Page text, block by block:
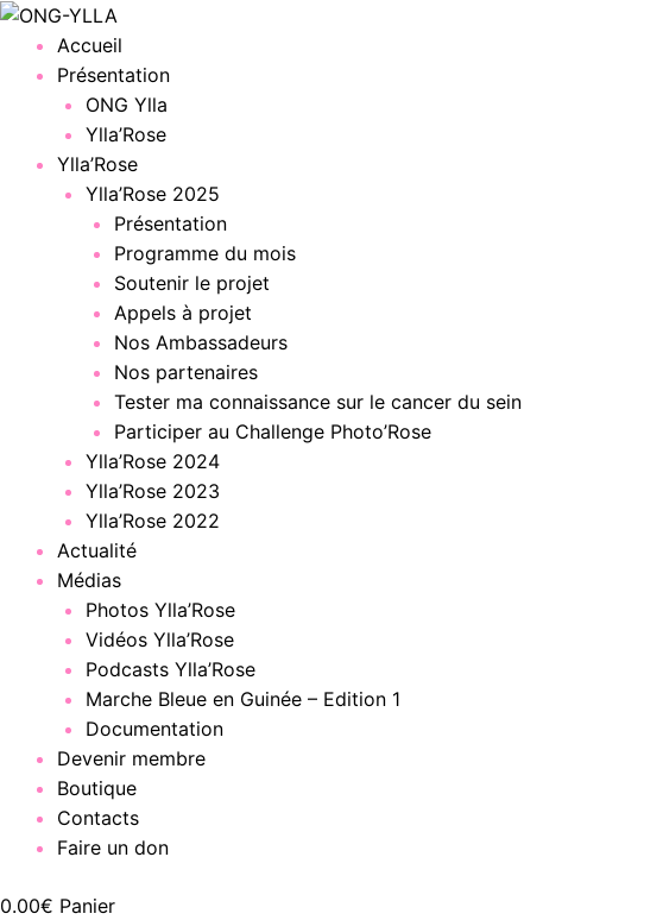
Menu Accueil
Présentation
ONG Ylla
Ylla’Rose
Ylla’Rose
Ylla’Rose 2025
Présentation
Programme du mois
Soutenir le projet
Appels à projet
Nos Ambassadeurs
Nos partenaires
Tester ma connaissance sur le cancer du sein
Participer au Challenge Photo’Rose
Ylla’Rose 2024
Ylla’Rose 2023
Ylla’Rose 2022
Actualité
Médias
Photos Ylla’Rose
Vidéos Ylla’Rose
Podcasts Ylla’Rose
Marche Bleue en Guinée – Edition 1
Documentation
Devenir membre
Boutique
Contacts
Faire un don
0.00€ Panier